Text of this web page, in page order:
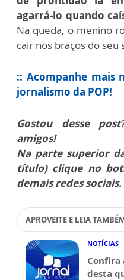
agarrá-lo quando
Na queda, o menino
cair nos braços do seu
:: Acompanhe mais
jornalismo da POP!
Gostou desse
amigos!
Na parte superior
título) clique no
demais redes sociais.
APROVEITE E LEIA
NOTÍCIAS
Confira
desta